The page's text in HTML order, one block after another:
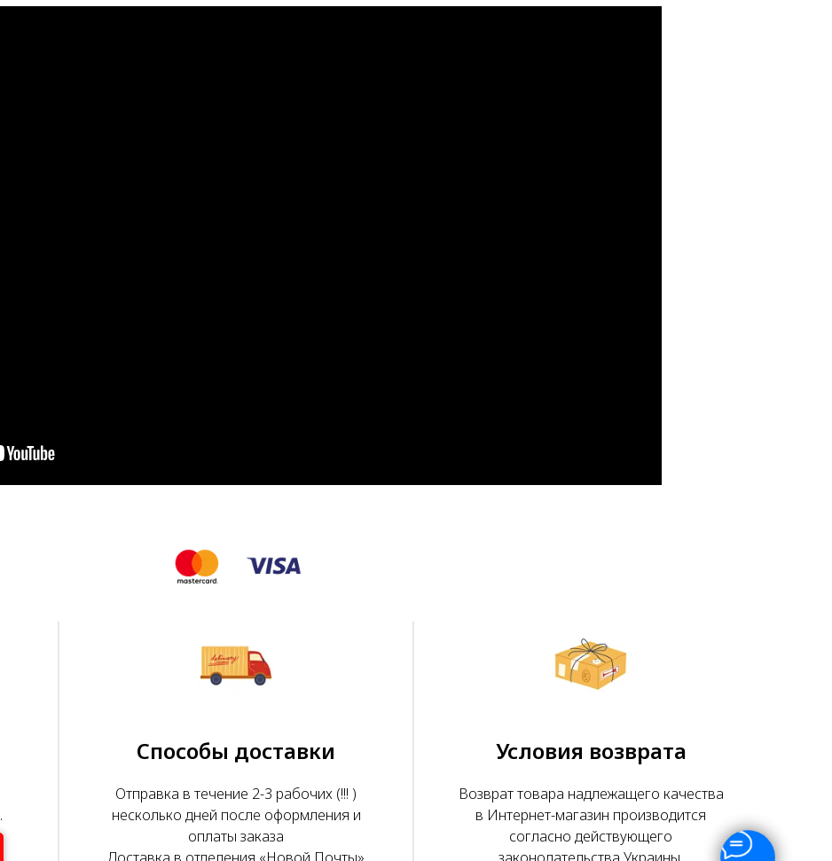
Способы доставки
Отправка в течение 2-3 рабочих (!!! )
несколько дней после оформления и
оплаты заказа
Условия возврата
Возврат товара надлежащего качества
в Интернет-магазин производится
согласно действующего